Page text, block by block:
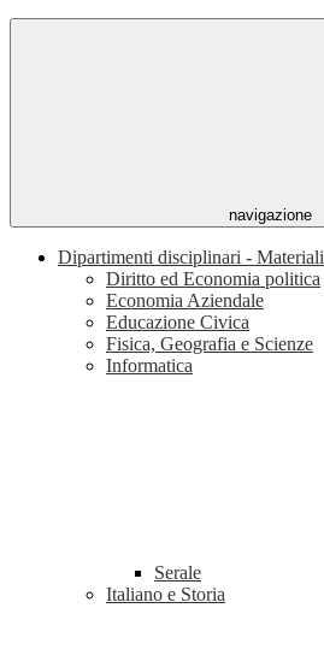
navigazione
Dipartimenti disciplinari - Materiali
Diritto ed Economia politica
Economia Aziendale
Educazione Civica
Fisica, Geografia e Scienze
Informatica
Serale
Italiano e Storia